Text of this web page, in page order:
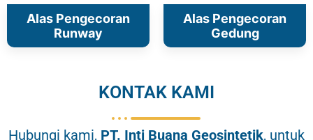
Alas Pengecoran
Runway
Alas Pengecoran
Gedung
KONTAK KAMI
Hubungi kami, PT. Inti Buana Geosintetik, untuk